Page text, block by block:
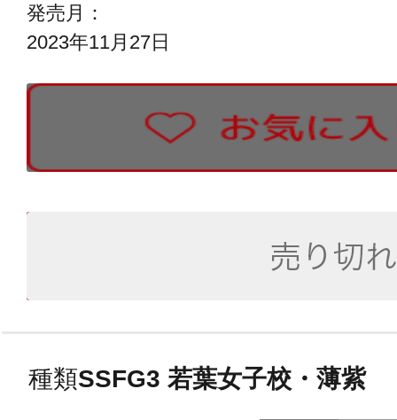
発売月：
2023年11月27日
種類SSFG3 若葉女子校・薄紫